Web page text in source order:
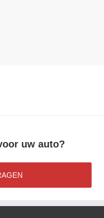
uw auto?